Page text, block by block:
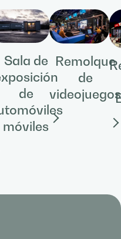
Sala de
de
móviles
Remolque
de
videojuegos